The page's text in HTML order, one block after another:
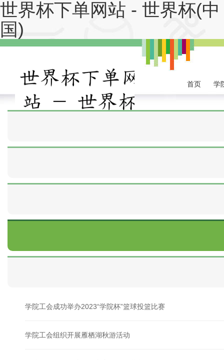
世界杯下单网站 - 世界杯(中
国)
首页 学
学院工会成功举办2023“学院杯”篮球投篮比赛
学院工会组织开展雁栖湖秋游活动